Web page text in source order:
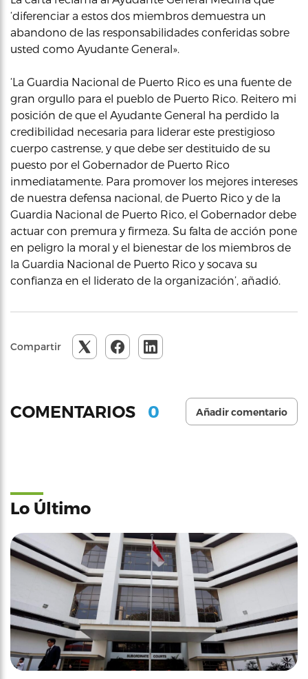
‘diferenciar a estos dos miembros demuestra un
abandono de las responsabilidades conferidas sobre
usted como Ayudante General».
‘La Guardia Nacional de Puerto Rico es una fuente de
gran orgullo para el pueblo de Puerto Rico. Reitero mi
posición de que el Ayudante General ha perdido la
credibilidad necesaria para liderar este prestigioso
cuerpo castrense, y que debe ser destituido de su
puesto por el Gobernador de Puerto Rico
inmediatamente. Para promover los mejores intereses
de nuestra defensa nacional, de Puerto Rico y de la
Guardia Nacional de Puerto Rico, el Gobernador debe
actuar con premura y firmeza. Su falta de acción pone
en peligro la moral y el bienestar de los miembros de
la Guardia Nacional de Puerto Rico y socava su
confianza en el liderato de la organización’, añadió.
Compartir
COMENTARIOS 0 Añadir comentario
Lo Último